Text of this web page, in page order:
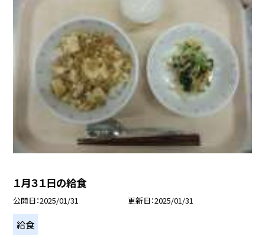
１月３１日の給食
公開日 2025/01/31 更新日 2025/01/31
給食